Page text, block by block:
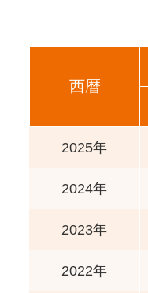
西暦
2025年
2024年
2023年
2022年